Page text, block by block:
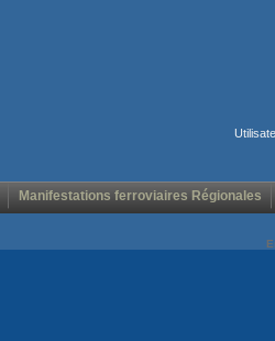
Manifestations ferroviaires Régionales